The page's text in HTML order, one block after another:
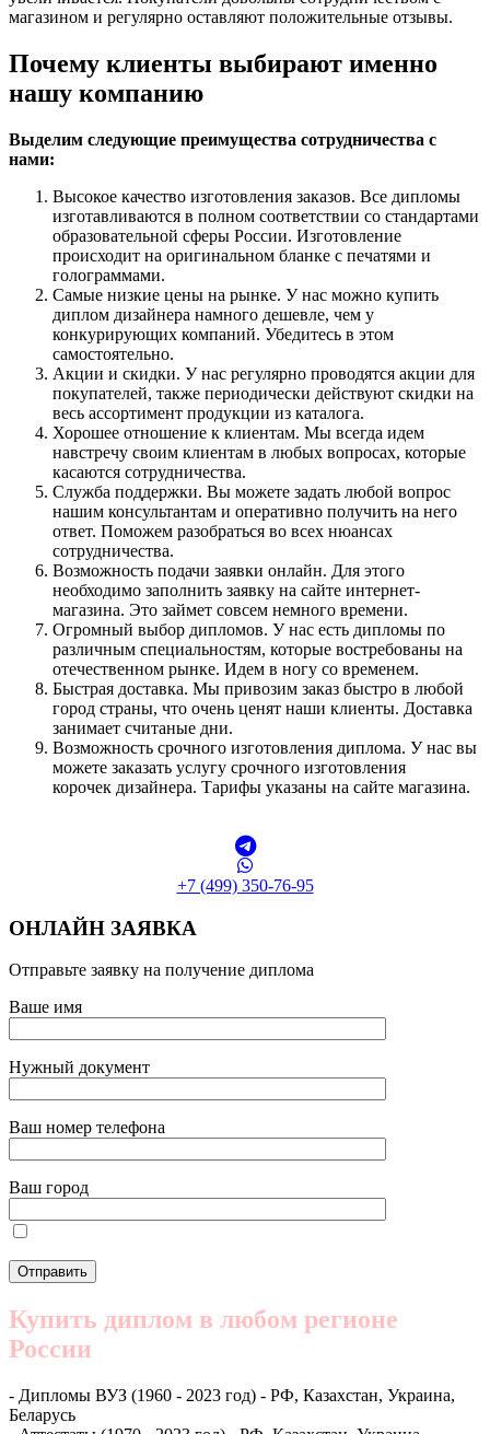
магазином и регулярно оставляют положительные отзывы.
Почему клиенты выбирают именно
нашу компанию
Выделим следующие преимущества сотрудничества с
нами:
Высокое качество изготовления заказов. Все дипломы
изготавливаются в полном соответствии со стандартами
образовательной сферы России. Изготовление
происходит на оригинальном бланке с печатями и
голограммами.
Самые низкие цены на рынке. У нас можно купить
диплом дизайнера намного дешевле, чем у
конкурирующих компаний. Убедитесь в этом
самостоятельно.
Акции и скидки. У нас регулярно проводятся акции для
покупателей, также периодически действуют скидки на
весь ассортимент продукции из каталога.
Хорошее отношение к клиентам. Мы всегда идем
навстречу своим клиентам в любых вопросах, которые
касаются сотрудничества.
Служба поддержки. Вы можете задать любой вопрос
нашим консультантам и оперативно получить на него
ответ. Поможем разобраться во всех нюансах
сотрудничества.
Возможность подачи заявки онлайн. Для этого
необходимо заполнить заявку на сайте интернет-
магазина. Это займет совсем немного времени.
Огромный выбор дипломов. У нас есть дипломы по
различным специальностям, которые востребованы на
отечественном рынке. Идем в ногу со временем.
Быстрая доставка. Мы привозим заказ быстро в любой
город страны, что очень ценят наши клиенты. Доставка
занимает считаные дни.
Возможность срочного изготовления диплома. У нас вы
можете заказать услугу срочного изготовления
корочек дизайнера. Тарифы указаны на сайте магазина.
+7 (499) 350-76-95
ОНЛАЙН ЗАЯВКА
Отправьте заявку на получение диплома
Ваше имя
Нужный документ
Ваш номер телефона
Ваш город
Купить диплом в любом регионе
России
- Дипломы ВУЗ (1960 - 2023 год) - РФ, Казахстан, Украина,
Беларусь